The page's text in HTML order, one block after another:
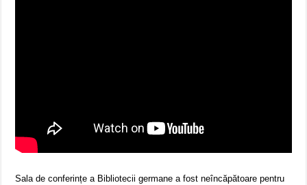
Sala de conferințe a Bibliotecii germane a fost neîncăpătoare pentru